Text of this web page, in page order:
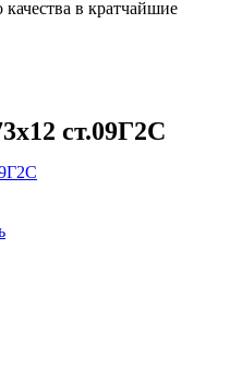
в кратчайшие
ст.09Г2С